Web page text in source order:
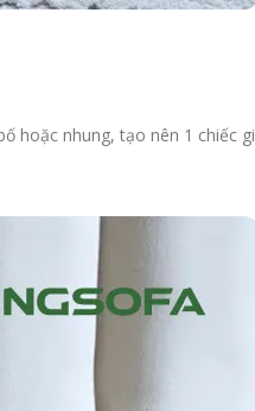
hoặc nhung, tạo nên 1 chiếc